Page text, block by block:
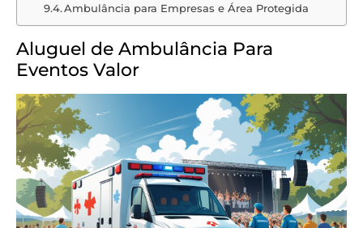
Ambulância para Empresas e Área Protegida
Aluguel de Ambulância Para
Eventos Valor